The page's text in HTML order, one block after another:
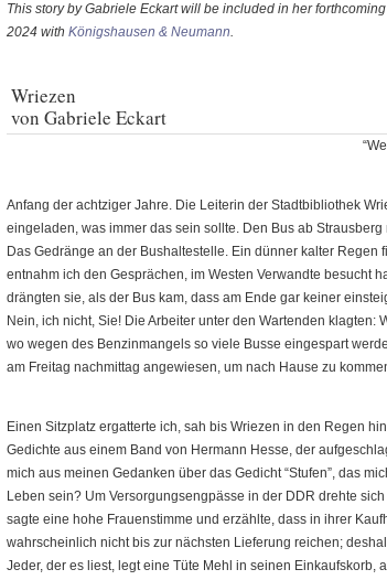
This story by Gabriele Eckart will be included in her
2024 with Königshausen & Neumann.
Wriezen
von Gabriele Eckart
Anfang der achtziger Jahre. Die Leiterin der Stadtbibliothek
eingeladen, was immer das sein sollte. Den Bus ab
Das Gedränge an der Bushaltestelle. Ein dünner kalter
entnahm ich den Gesprächen, im Westen Verwandte besucht
drängten sie, als der Bus kam, dass am Ende gar keiner
Nein, ich nicht, Sie! Die Arbeiter unter den Wartenden
wo wegen des Benzinmangels so viele Busse eingespart
am Freitag nachmittag angewiesen, um nach Hause zu
Einen Sitzplatz ergatterte ich, sah bis Wriezen in den Regen
Gedichte aus einem Band von Hermann Hesse, der
mich aus meinen Gedanken über das Gedicht “Stufen”, das
Leben sein? Um Versorgungsengpässe in der DDR drehte
sagte eine hohe Frauenstimme und erzählte, dass in ihrer
wahrscheinlich nicht bis zur nächsten Lieferung reichen;
Jeder, der es liest, legt eine Tüte Mehl in seinen